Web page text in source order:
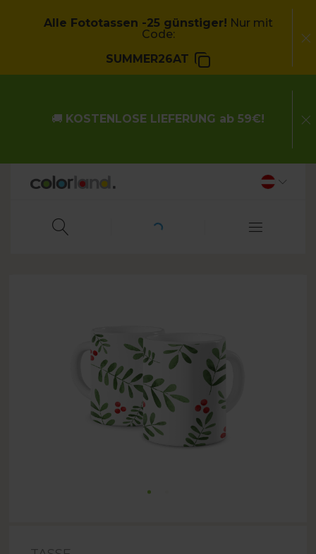
Alle Fototassen -25 günstiger! Nur mit
Code:
SUMMER26AT
🚚 KOSTENLOSE LIEFERUNG ab 59€!